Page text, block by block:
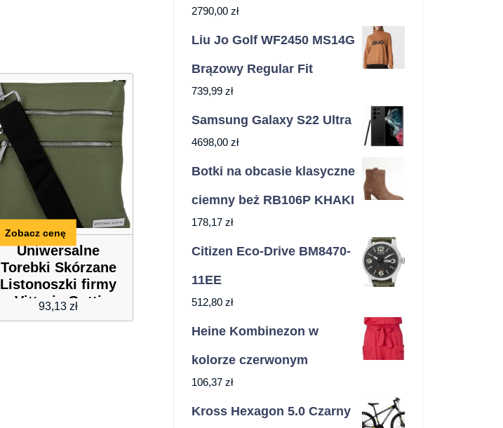
Uniwersalne
Torebki Skórzane
Listonoszki firmy
Vittoria Gotti
Zielona (kolory)
93,13zł
Zobacz cenę
2790,00 zł
Liu Jo Golf WF2450 MS14G
Brązowy Regular Fit
739,99 zł
Samsung Galaxy S22 Ultra
4698,00 zł
Botki na obcasie klasyczne
ciemny beż RB106P KHAKI
178,17 zł
Citizen Eco-Drive BM8470-
11EE
512,80 zł
Heine Kombinezon w
kolorze czerwonym
106,37 zł
Kross Hexagon 5.0 Czarny